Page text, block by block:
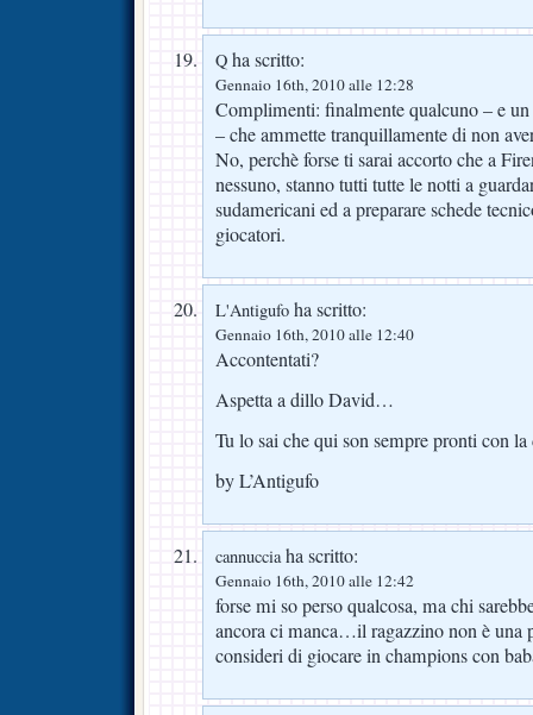
Q ha scritto:
Gennaio 16th, 2010 alle 12:28
Complimenti: finalmente qualcuno – e
– che ammette tranquillamente di non
No, perchè forse ti sarai accorto che a
nessuno, stanno tutti tutte le notti a
sudamericani ed a preparare schede
giocatori.
L'Antigufo ha scritto:
Gennaio 16th, 2010 alle 12:40
Accontentati?
Aspetta a dillo David…
Tu lo sai che qui son sempre pronti con
by L’Antigufo
cannucciaha scritto:
Gennaio 16th, 2010 alle 12:42
forse mi so perso qualcosa, ma chi
ancora ci manca…il ragazzino non è una
consideri di giocare in champions con